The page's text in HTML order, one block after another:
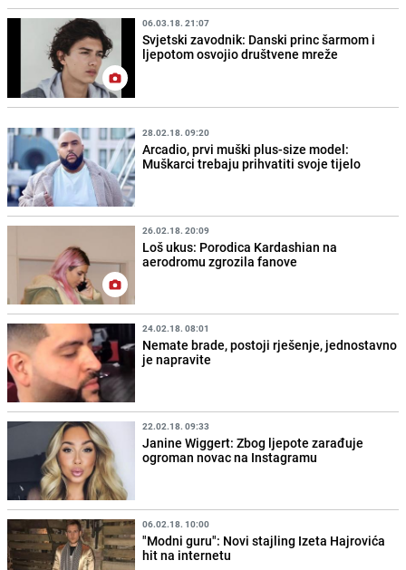
06.03.18. 21:07
Svjetski zavodnik: Danski princ šarmom i
ljepotom osvojio društvene mreže
28.02.18. 09:20
Arcadio, prvi muški plus-size model:
Muškarci trebaju prihvatiti svoje tijelo
26.02.18. 20:09
Loš ukus: Porodica Kardashian na
aerodromu zgrozila fanove
24.02.18. 08:01
Nemate brade, postoji rješenje, jednostavno
je napravite
22.02.18. 09:33
Janine Wiggert: Zbog ljepote zarađuje
ogroman novac na Instagramu
06.02.18. 10:00
"Modni guru": Novi stajling Izeta Hajrovića
hit na internetu